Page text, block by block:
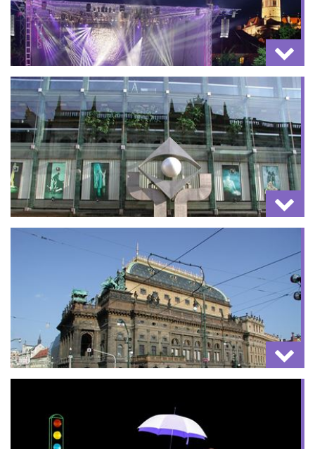
Das originelle
Musiktheater Prag
Dieses Ensemble entführt Sie in den authentischen
Räumen und in historischen Kostümen zu
musikalischen Begegnungen mit den wichtigsten
Komponisten, die durch die goldene Stadt inspiriert
wurden:Villa Bertramka: "Eine Nacht mit
Mozart" (freie historische Rekonstruktion der
Geschichte von W.A. Mozart und seiner Prager
Gastgeberin, Josefina Dušek aus dem Jahre 1787
über die Entstehung der berühmten Konzertarie
"Bella mia fiamma addio" (in Deutscher Sprache);
Villa Amerika: "Dvo
ák - ein
szenische Vorstellung der schönsten
Melodien aus Dvořák’s Vokal- und
Instrumentalwerken in der Barockvilla Amerika, mit
graziösem Interieur und Garten - in Englisch).
Konzerte
Reiches Angebot an Konzerten verschiedener Art
von den klassischen Konzerten in den berühmten
Sällen wie Dvořák-Sal in Rudolfinum oder Smetana-
Sal im Gemeindehaus bis Konzerte in den Prager
Gruppe extra organisiert werden. Sonderangebot
von Konzerten der Weltstars, die nach Prag
Mehr Info
Laterna Magica
Weltberühmtes Ensemble, das in seinen Stücken
eine eindrucksvolle Show aus Film, Musik, Tanz und
Spiel bietet. Das Ensemble spielt in dieser Saison im
folgende Produktionen: Zauberzirkus, Rendez-Vous,
Casanova, Graffiti, Legend of Argonauts.